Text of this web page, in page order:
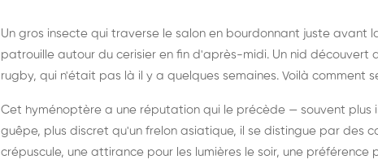
Destruction de nid de
frelons asiatiques :
intervention partout en
souris,
Un gros insecte qui traverse le salon en bourdonnant juste avant
patrouille autour du cerisier en fin d'après-midi. Un nid découvert
rugby, qui n'était pas là il y a quelques semaines. Voilà comment
Cet hyménoptère a une réputation qui le précède — souvent plus
guêpe, plus discret qu'un frelon asiatique, il se distingue par des
crépuscule, une attirance pour les lumières le soir, une